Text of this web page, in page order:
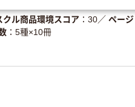
温室効果ガスなどの削減
商品詳細「
クル商品環境スコア 30／ ページ
5種×10冊